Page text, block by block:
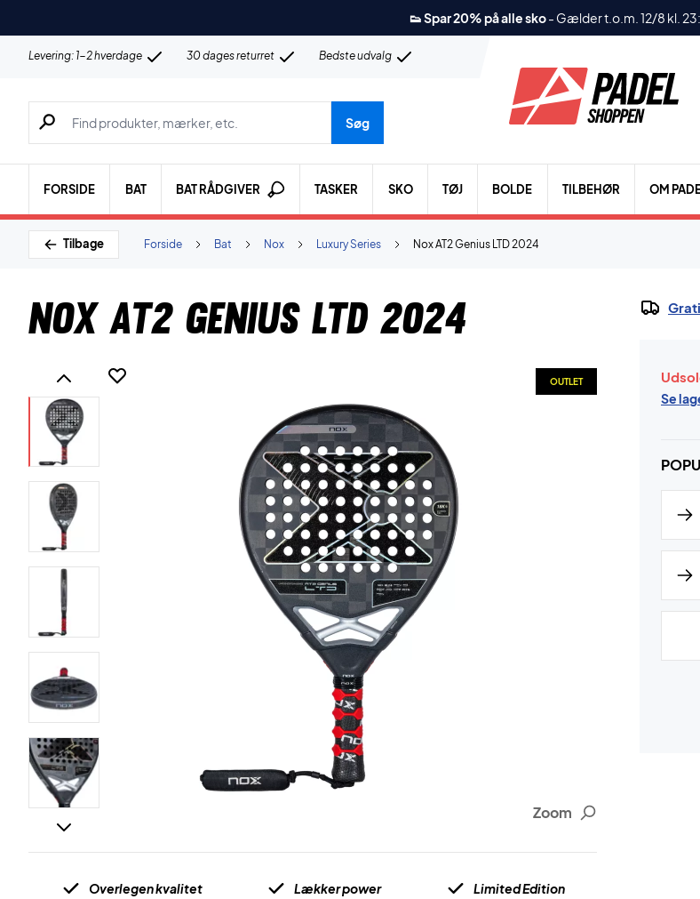
👟 Spar 20% på alle sko- Gælder t.o.m. 12/8 kl.
Levering: 1-2 hverdage 30 dages returret Bedste udvalg
Søg efter produkter, mærker etc.
Søg
FORSIDE BAT BAT RÅDGIVER TASKER SKO TØJ BOLDE TILBEHØR OM
Tilbage Nox AT2 Genius LTD 2024
Luxury Series
Nox
Bat
Forside
Nox AT2 Genius LTD 2024
Zoom
OUTLET
Overlegen kvalitet Lækker power Limited Edition
Se